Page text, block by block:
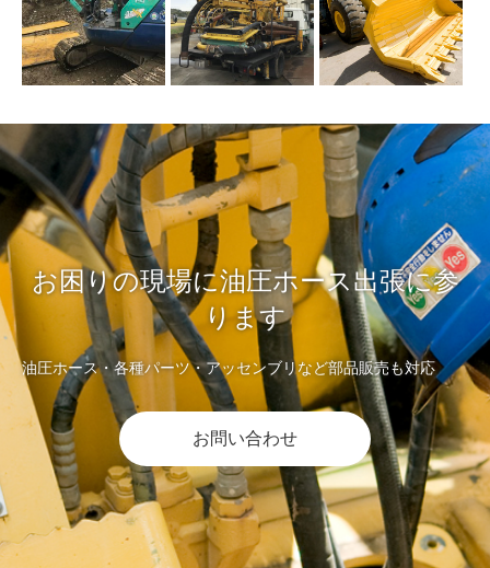
お困りの現場に油圧ホース出張に参
ります
油圧ホース・各種パーツ・アッセンブリなど部品販売も対応
お問い合わせ